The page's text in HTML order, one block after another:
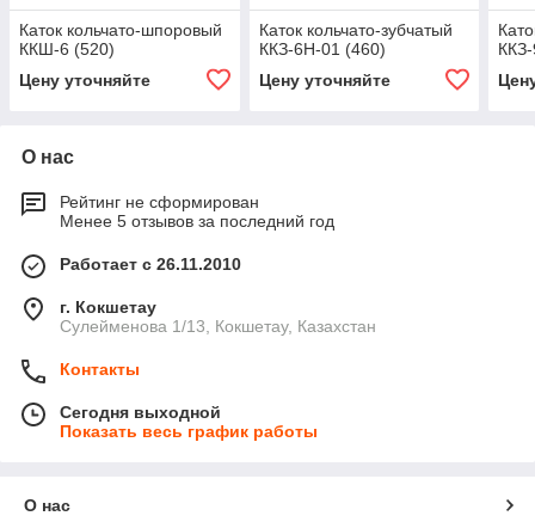
Каток кольчато-шпоровый
ККШ-6 (520)
Цену уточняйте
Каток кольчато-зубчатый
ККЗ-6Н-01 (460)
Цену уточняйте
О нас
Рейтинг не сформирован
Менее 5 отзывов за последний год
Работает с 26.11.2010
г. Кокшетау
Сулейменова 1/13, Кокшетау, Казахстан
Контакты
Сегодня выходной
Показать весь график работы
О нас